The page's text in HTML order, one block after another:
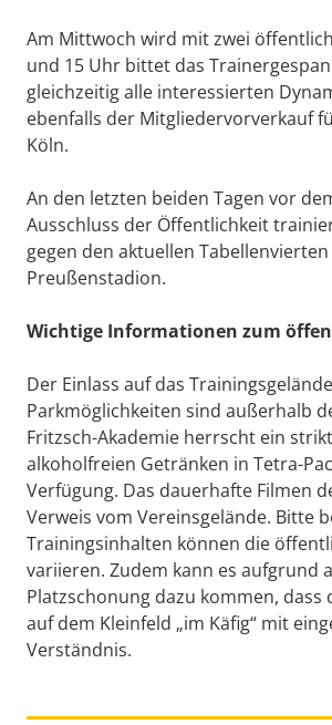
Am Mittwoch wird mit zwei
und 15 Uhr bittet das
gleichzeitig alle interessierten
ebenfalls der Mitgliedervorverkauf
Köln.
An den letzten beiden Tagen vor
Ausschluss der Öffentlichkeit
gegen den aktuellen
Preußenstadion.
Wichtige Informationen zum
Der Einlass auf das
Parkmöglichkeiten sind außerhalb
Fritzsch-Akademie herrscht ein
alkoholfreien Getränken in Tetra-
Verfügung. Das dauerhafte Filmen
Verweis vom Vereinsgelände. Bitte
Trainingsinhalten können die
variieren. Zudem kann es aufgrund
Platzschonung dazu kommen,
auf dem Kleinfeld „im Käfig“ mit
Verständnis.